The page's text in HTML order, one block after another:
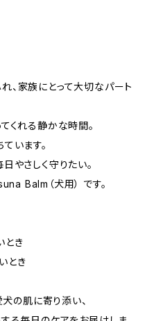
、家族にとって大切なパート
くれる静かな時間。
います。
やさしく守りたい。
Balm（犬用） です。
とき
とき
の肌に寄り添い、